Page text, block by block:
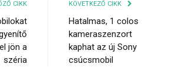
CIKK
jön a
széria
KÖVETKEZŐ CIKK
Hatalmas, 1 colos
kameraszenzort
kaphat az új Sony
csúcsmobil